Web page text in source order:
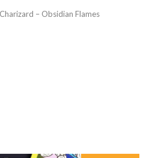
– Obsidian Flames